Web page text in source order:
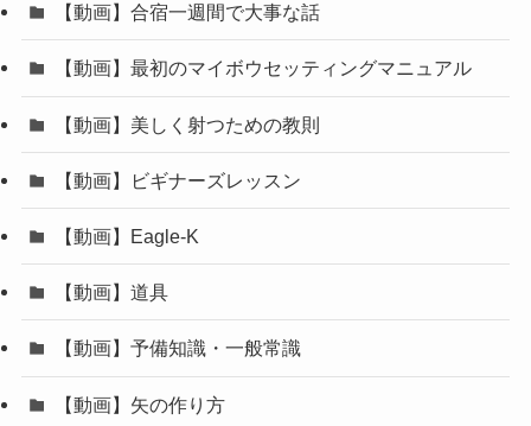
【動画】合宿一週間で大事な話
【動画】最初のマイボウセッティングマニュアル
【動画】美しく射つための教則
【動画】ビギナーズレッスン
【動画】Eagle-K
【動画】道具
【動画】予備知識・一般常識
【動画】矢の作り方